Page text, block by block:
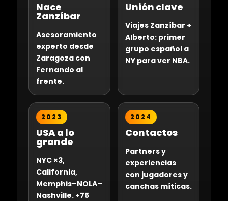
Nace
Zanzíbar
Asesoramiento
experto desde
Zaragoza con
Fernando al
frente.
Unión clave
Viajes Zanzíbar +
Alberto: primer
grupo español a
NY para ver NBA.
2023
USA a lo
grande
NYC ×3,
California,
Memphis–NOLA–
Nashville. +75
2024
Contactos
Partners y
experiencias
con jugadores y
canchas míticas.